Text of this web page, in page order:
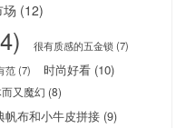
(12)
很有质感的五金锁 (7)
范(7) 时尚好看 (10)
又魔幻 (8)
帆布和小牛皮拼接 (9)